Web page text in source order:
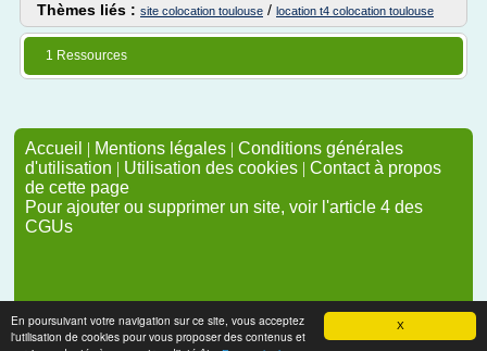
X
En poursuivant votre navigation sur ce site, vous acceptez
l'utilisation de cookies pour vous proposer des contenus et
Thèmes liés : site colocation toulouse / location t4 colocation toulouse
1 Ressources
Accueil | Mentions légales | Conditions générales
d'utilisation | Utilisation des cookies | Contact à propos
de cette page
Pour ajouter ou supprimer un site, voir l'article 4 des
CGUs